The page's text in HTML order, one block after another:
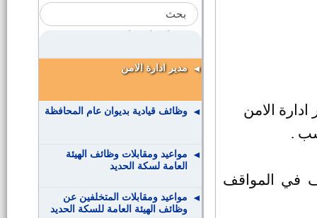
الامن
.
في المواقف
المسابقة التكميلية
مدير ادارة الازمات
مدير ادارة الامن
وظائف قيادية بديوان عام المحافظة
مواعيد ومقابلات وظائف الهيئة
العامة لسكة الحديد
مواعيد ومقابلات المتخلفين عن
وظائف الهيئة العامة للسكة الحديد